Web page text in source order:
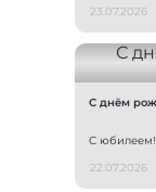
23.07.2026
С днём
С юбилеем!
22.07.2026